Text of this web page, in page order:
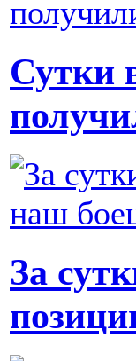
Сутки
За